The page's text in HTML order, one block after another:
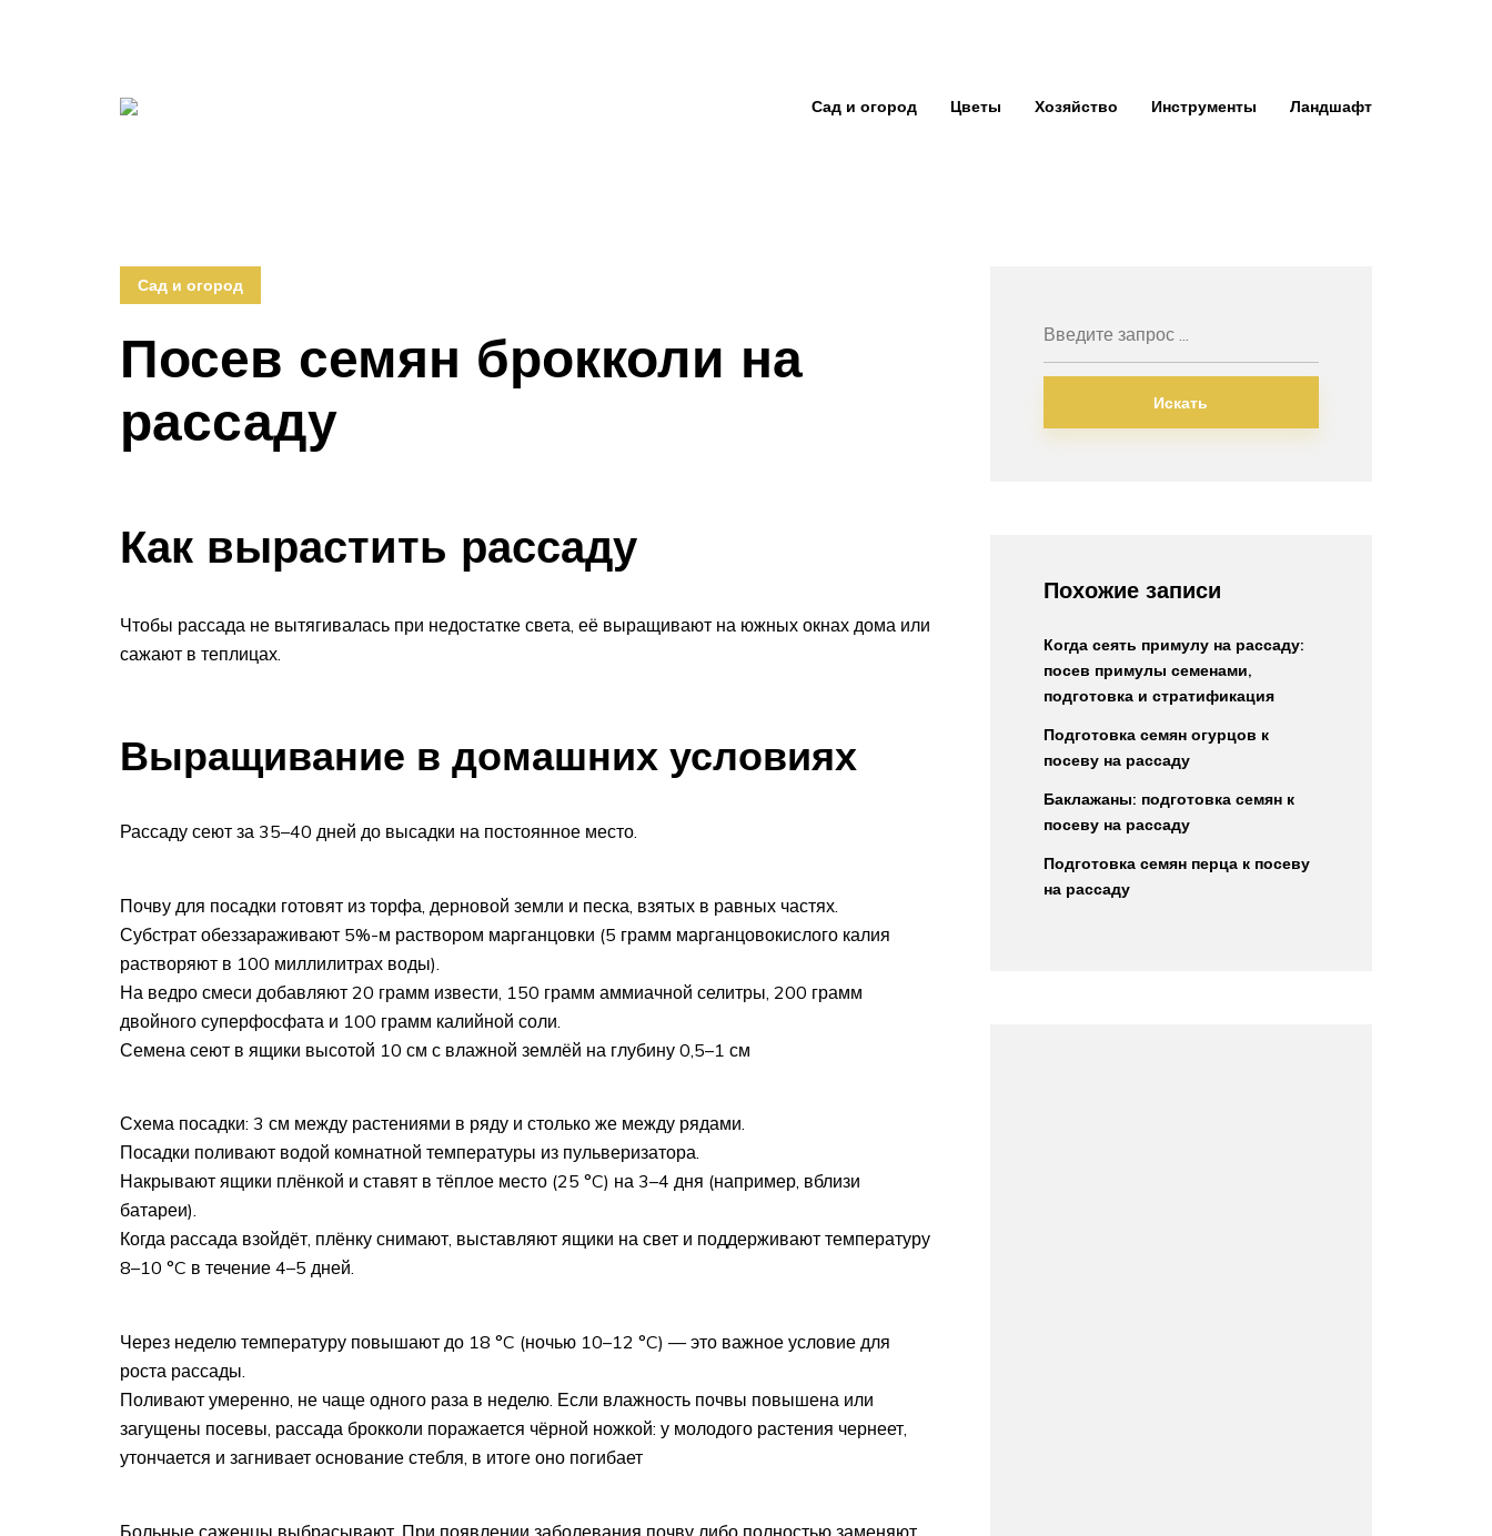
Сад и огород Цветы Хозяйство Инструменты Ландшафт
Сад и огород
Посев семян брокколи на
рассаду
Как вырастить рассаду
Чтобы рассада не вытягивалась при недостатке света, её выращивают на южных окнах дома или
сажают в теплицах.
Выращивание в домашних условиях
Рассаду сеют за 35–40 дней до высадки на постоянное место.
Почву для посадки готовят из торфа, дерновой земли и песка, взятых в равных частях.
Субстрат обеззараживают 5%-м раствором марганцовки (5 грамм марганцовокислого калия
растворяют в 100 миллилитрах воды).
На ведро смеси добавляют 20 грамм извести, 150 грамм аммиачной селитры, 200 грамм
двойного суперфосфата и 100 грамм калийной соли.
Семена сеют в ящики высотой 10 см с влажной землёй на глубину 0,5–1 см
Схема посадки: 3 см между растениями в ряду и столько же между рядами.
Посадки поливают водой комнатной температуры из пульверизатора.
Накрывают ящики плёнкой и ставят в тёплое место (25 °C) на 3–4 дня (например, вблизи
батареи).
Когда рассада взойдёт, плёнку снимают, выставляют ящики на свет и поддерживают температуру
8–10 °C в течение 4–5 дней.
Через неделю температуру повышают до 18 °C (ночью 10–12 °C) — это важное условие для
роста рассады.
Поливают умеренно, не чаще одного раза в неделю. Если влажность почвы повышена или
загущены посевы, рассада брокколи поражается чёрной ножкой: у молодого растения чернеет,
утончается и загнивает основание стебля, в итоге оно погибает
Больные саженцы выбрасывают. При появлении заболевания почву либо полностью заменяют,
Искать
Похожие записи
Когда сеять примулу на рассаду:
посев примулы семенами,
подготовка и стратификация
Подготовка семян огурцов к
посеву на рассаду
Баклажаны: подготовка семян к
посеву на рассаду
Подготовка семян перца к посеву
на рассаду